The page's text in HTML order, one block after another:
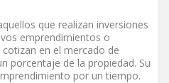
que realizan inversiones
emprendimientos o
en el mercado de
porcentaje de la propiedad. Su
por un tiempo.